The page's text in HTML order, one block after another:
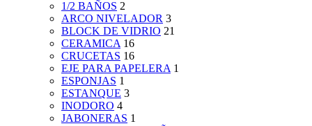
1/2 BAÑOS 2
ARCO NIVELADOR 3
BLOCK DE VIDRIO 21
CERAMICA 16
CRUCETAS 16
EJE PARA PAPELERA 1
ESPONJAS 1
ESTANQUE 3
INODORO 4
JABONERAS 1